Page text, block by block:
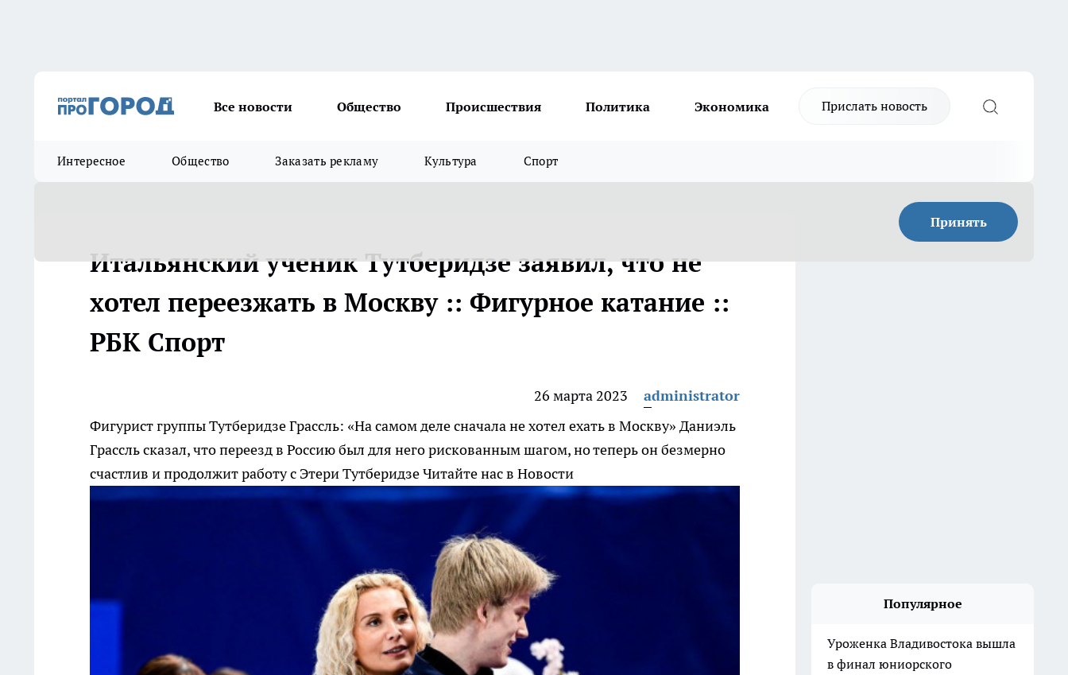
Все новости Общество Происшествия Политика Экономика Прислать новость
Интересное Общество Заказать рекламу Культура Спорт
Принять
Итальянский ученик Тутберидзе заявил, что не
хотел переезжать в Москву :: Фигурное катание ::
РБК Спорт
26 марта 2023
administrator
Фигурист группы Тутберидзе Грассль: «На самом деле сначала не хотел ехать в Москву» Даниэль
Грассль сказал, что переезд в Россию был для него рискованным шагом, но теперь он безмерно
счастлив и продолжит работу с Этери ТутберидзеЧитайте нас в Новости
Популярное
Уроженка Владивостока вышла
в финал юниорского